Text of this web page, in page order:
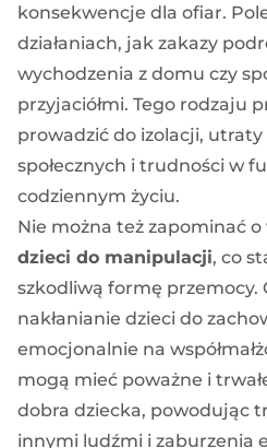
konsekwencje dla ofiar.
działaniach, jak zakazy
wychodzenia z domu czy
przyjaciółmi. Tego rodzaju
prowadzić do izolacji,
społecznych i trudności w
codziennym życiu.
Nie można też zapominać
dzieci do manipulacji, co
szkodliwą formę przemocy.
nakłanianie dzieci do
emocjonalnie na
mogą mieć poważne i
dobra dziecka, powodując
innymi ludźmi i zaburzenia